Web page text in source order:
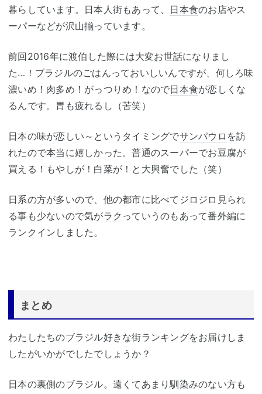
暮らしています。日本人街もあって、 日本食のお店やス
ーパーなどが沢山揃っています。
前回2016年に渡伯した際には大変お世話になりまし
た…！ブラジルのごはんっておいしいんですが、何しろ味
濃いめ！肉多め！がっつりめ！なので日本食が恋しくな
るんです。胃も疲れるし（苦笑）
日本の味が恋しい～というタイミングでサンパウロ を訪
れたので本当に嬉しかった。普通のスーパーでお豆腐が
買える！もやしが！白菜が！と大興奮でした（笑）
日系の方が多いので、他の都市に比べてジロジロ見られ
る事も少ないので気がラク っていうのもあって番外編に
ランクインしました。
まとめ
わたしたちのブラジル好きな街ランキングをお届けしま
したがいかがでしたでしょうか？
日本の裏側のブラジル。遠くてあまり馴染みのない方も